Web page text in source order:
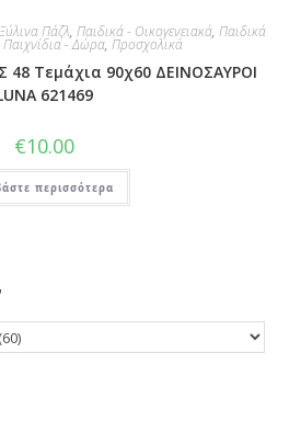
Πάζλ, Παιδικά - Οικογενειακά, Παιδικά
Παιχνίδια - Δώρα, Προσχολικά
48 Τεμάχια 90χ60 ΔΕΙΝΟΣΑΥΡΟΙ
621469
€10.00
περισσότερα